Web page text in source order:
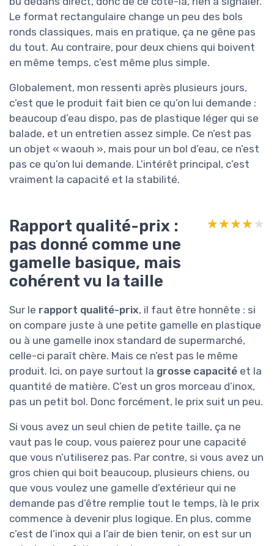
Le format rectangulaire change un peu des bols
ronds classiques, mais en pratique, ça ne gêne pas
du tout. Au contraire, pour deux chiens qui boivent
en même temps, c’est même plus simple.
Globalement, mon ressenti après plusieurs jours,
c’est que le produit fait bien ce qu’on lui demande :
beaucoup d’eau dispo, pas de plastique léger qui se
balade, et un entretien assez simple. Ce n’est pas
un objet « waouh », mais pour un bol d’eau, ce n’est
pas ce qu’on lui demande. L’intérêt principal, c’est
vraiment la capacité et la stabilité.
Rapport qualité-prix :
pas donné comme une
gamelle basique, mais
cohérent vu la taille
★★★★★
★★★★★
Sur le rapport qualité-prix, il faut être honnête : si
on compare juste à une petite gamelle en plastique
ou à une gamelle inox standard de supermarché,
celle-ci paraît chère. Mais ce n’est pas le même
produit. Ici, on paye surtout la grosse capacité et la
quantité de matière. C’est un gros morceau d’inox,
pas un petit bol. Donc forcément, le prix suit un peu.
Si vous avez un seul chien de petite taille, ça ne
vaut pas le coup, vous paierez pour une capacité
que vous n’utiliserez pas. Par contre, si vous avez un
gros chien qui boit beaucoup, plusieurs chiens, ou
que vous voulez une gamelle d’extérieur qui ne
demande pas d’être remplie tout le temps, là le prix
commence à devenir plus logique. En plus, comme
c’est de l’inox qui a l’air de bien tenir, on est sur un